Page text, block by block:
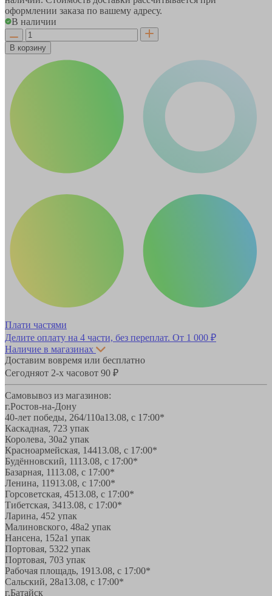
оформлении заказа по вашему адресу.
В наличии
В корзину
Плати частями
Делите оплату на 4 части, без переплат. От 1 000 ₽
Наличие в магазинах
Доставим вовремя или бесплатно
Сегодняот 2-х часовот 90 ₽
Самовывоз из магазинов:
г.Ростов-на-Дону
40-лет победы, 264/110а13.08, с 17:00*
Каскадная, 723 упак
Королева, 30а2 упак
Красноармейская, 14413.08, с 17:00*
Будённовский, 1113.08, с 17:00*
Базарная, 1113.08, с 17:00*
Ленина, 11913.08, с 17:00*
Горсоветская, 4513.08, с 17:00*
Тибетская, 3413.08, с 17:00*
Ларина, 452 упак
Малиновского, 48а2 упак
Нансена, 152а1 упак
Портовая, 5322 упак
Портовая, 703 упак
Рабочая площадь, 1913.08, с 17:00*
Сальский, 28a13.08, с 17:00*
г.Батайск